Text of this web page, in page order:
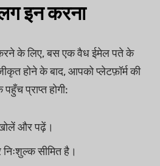
इन करना
के लिए, बस एक वैध ईमेल पते के
होने के बाद, आपको प्लेटफ़ॉर्म की
प्राप्त होगी:
और पढ़ें।
निःशुल्क सीमित है।